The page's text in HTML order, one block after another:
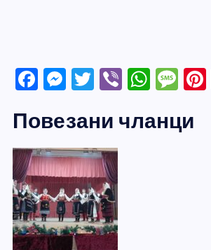
F
c
e
b
o
o
k
M
ss
e
n
g
er
T
itt
er
Vi
er
W
at
M
ss
Повезани чланци